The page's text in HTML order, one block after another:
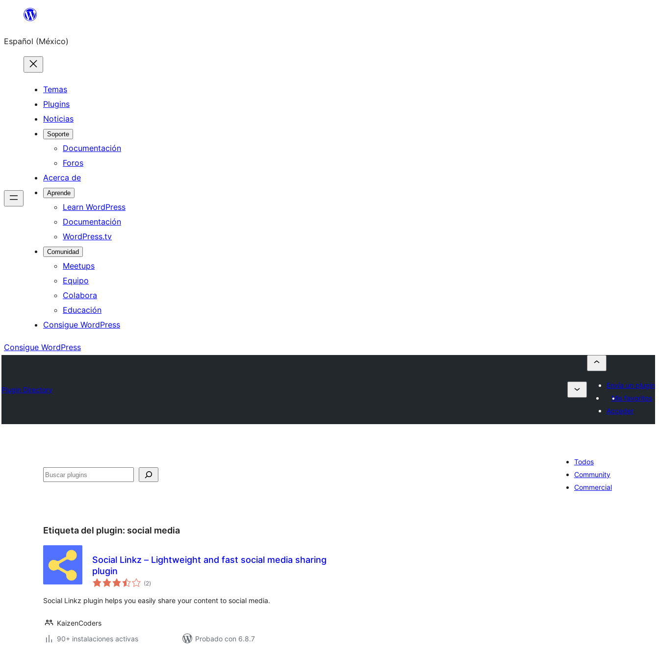
Saltar
contenido
Español (México)
Temas
Plugins
Noticias
Soporte
Documentación
Foros
Acerca de
Aprende
Learn WordPress
Documentación
WordPress.tv
Comunidad
Meetups
Equipo
Colabora
Educación
Consigue WordPress
Consigue WordPress
Plugin Directory
Envía un plugin
Mis favoritos
Acceder
Buscar
Todos
Community
Commercial
Etiqueta del plugin: social media
Social Linkz – Lightweight and fast social media sharing
plugin
(2total
de
)
Social Linkz plugin helps you easily share your content to social media.
KaizenCoders
90+ instalaciones activas
Probado con 6.8.7